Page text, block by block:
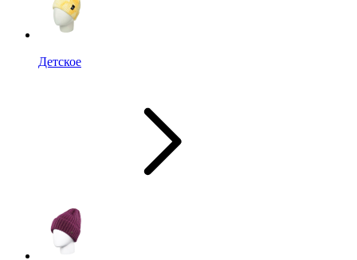
Детское